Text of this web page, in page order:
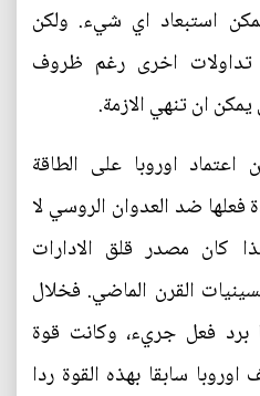
استبعاد اي شيء. ولكن
تداولات اخرى رغم ظروف
ان تنهي الازمة.
اوروبا على الطاقة
ضد العدوان الروسي لا
كان مصدر قلق الادارات
القرن الماضي. فخلال
برد فعل جريء، وكانت قوة
سابقا بهذه القوة ردا